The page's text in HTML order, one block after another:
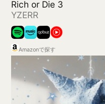
Amazonで探す